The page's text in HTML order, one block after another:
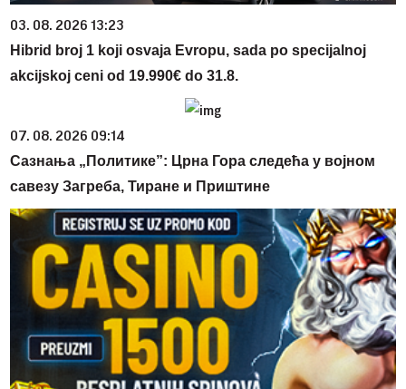
03. 08. 2026 13:23
Hibrid broj 1 koji osvaja Evropu, sada po specijalnoj
akcijskoj ceni od 19.990€ do 31.8.
07. 08. 2026 09:14
Сазнања „Политике”: Црна Гора следећа у војном
савезу Загреба, Тиране и Приштине